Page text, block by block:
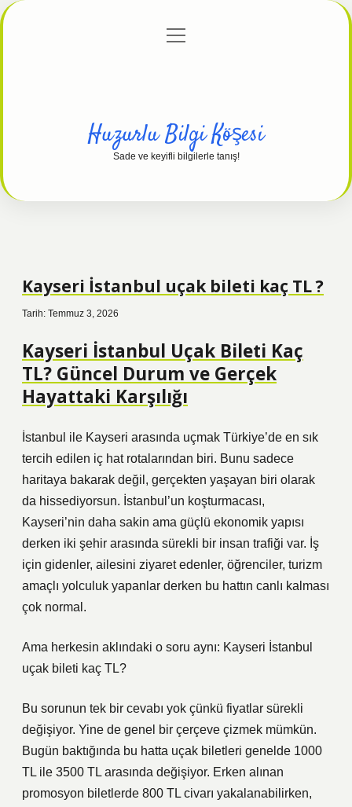
Gizlilik Politikası
menüyü
Huzurlu Bilgi Köşesi
Sade ve keyifli bilgilerle tanış!
Kayseri İstanbul uçak bileti kaç TL ?
Tarih: Temmuz 3, 2026
Kayseri İstanbul Uçak Bileti Kaç
TL? Güncel Durum ve Gerçek
Hayattaki Karşılığı
İstanbul ile Kayseri arasında uçmak Türkiye’de en sık
tercih edilen iç hat rotalarından biri. Bunu sadece
haritaya bakarak değil, gerçekten yaşayan biri olarak
da hissediyorsun. İstanbul’un koşturmacası,
Kayseri’nin daha sakin ama güçlü ekonomik yapısı
derken iki şehir arasında sürekli bir insan trafiği var. İş
için gidenler, ailesini ziyaret edenler, öğrenciler, turizm
amaçlı yolculuk yapanlar derken bu hattın canlı kalması
çok normal.
Ama herkesin aklındaki o soru aynı: Kayseri İstanbul
uçak bileti kaç TL?
Bu sorunun tek bir cevabı yok çünkü fiyatlar sürekli
değişiyor. Yine de genel bir çerçeve çizmek mümkün.
Bugün baktığında bu hatta uçak biletleri genelde 1000
TL ile 3500 TL arasında değişiyor. Erken alınan
promosyon biletlerde 800 TL civarı yakalanabilirken,